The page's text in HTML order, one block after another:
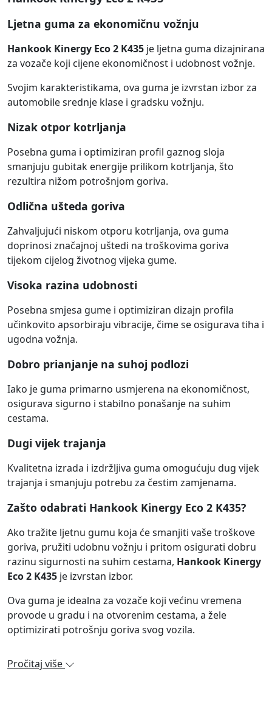
Ljetna guma za ekonomičnu vožnju
Hankook Kinergy Eco 2 K435 je ljetna guma dizajnirana
za vozače koji cijene ekonomičnost i udobnost vožnje.
Svojim karakteristikama, ova guma je izvrstan izbor za
automobile srednje klase i gradsku vožnju.
Nizak otpor kotrljanja
Posebna guma i optimiziran profil gaznog sloja
smanjuju gubitak energije prilikom kotrljanja, što
rezultira nižom potrošnjom goriva.
Odlična ušteda goriva
Zahvaljujući niskom otporu kotrljanja, ova guma
doprinosi značajnoj uštedi na troškovima goriva
tijekom cijelog životnog vijeka gume.
Visoka razina udobnosti
Posebna smjesa gume i optimiziran dizajn profila
učinkovito apsorbiraju vibracije, čime se osigurava tiha i
ugodna vožnja.
Dobro prianjanje na suhoj podlozi
Iako je guma primarno usmjerena na ekonomičnost,
osigurava sigurno i stabilno ponašanje na suhim
cestama.
Dugi vijek trajanja
Kvalitetna izrada i izdržljiva guma omogućuju dug vijek
trajanja i smanjuju potrebu za čestim zamjenama.
Zašto odabrati Hankook Kinergy Eco 2 K435?
Ako tražite ljetnu gumu koja će smanjiti vaše troškove
goriva, pružiti udobnu vožnju i pritom osigurati dobru
razinu sigurnosti na suhim cestama, Hankook Kinergy
Eco 2 K435 je izvrstan izbor.
Ova guma je idealna za vozače koji većinu vremena
provode u gradu i na otvorenim cestama, a žele
optimizirati potrošnju goriva svog vozila.
Pročitaj više